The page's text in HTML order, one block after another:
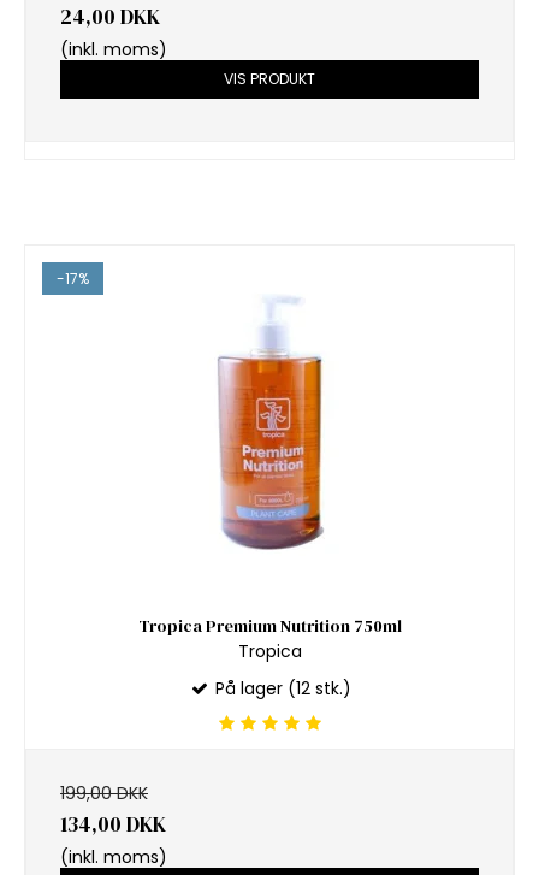
24,00 DKK
(inkl. moms)
VIS PRODUKT
-17%
Tropica Premium Nutrition 750ml
Tropica
På lager (12 stk.)
199,00 DKK
134,00 DKK
(inkl. moms)